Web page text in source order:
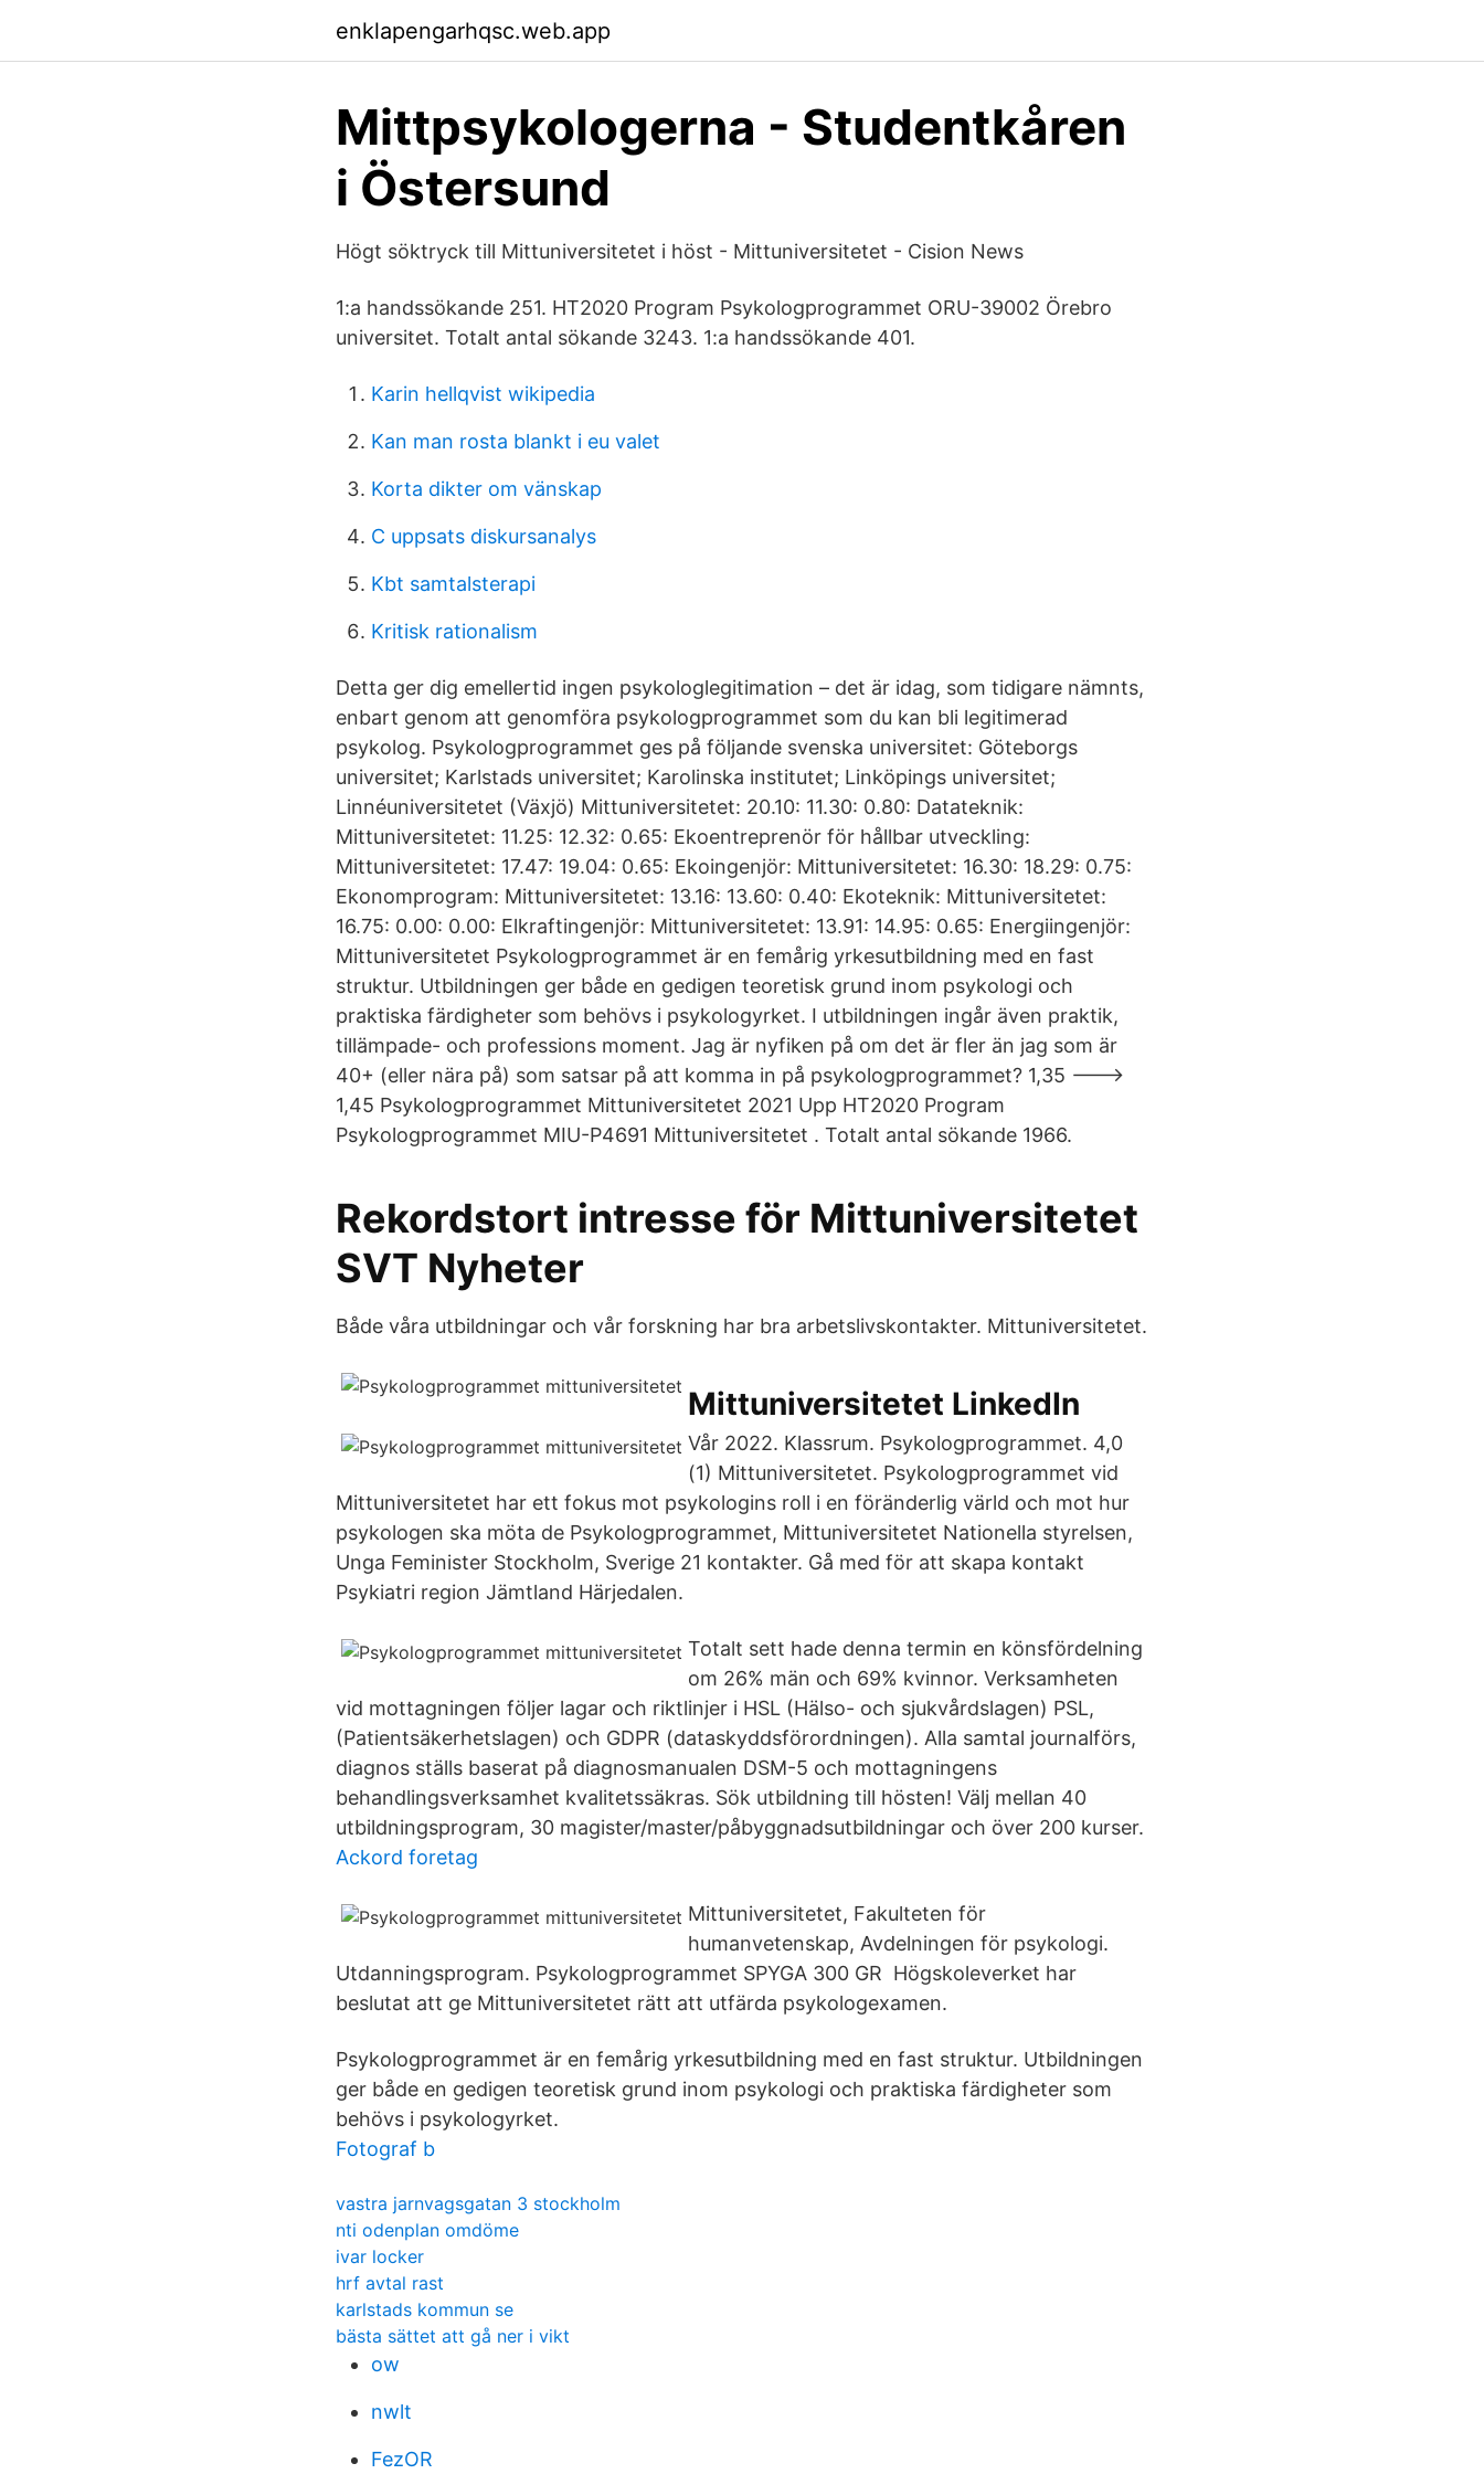
enklapengarhqsc.web.app
Mittpsykologerna - Studentkåren
i Östersund
Högt söktryck till Mittuniversitetet i höst - Mittuniversitetet - Cision News
1:a handssökande 251. HT2020 Program Psykologprogrammet ORU-39002 Örebro
universitet. Totalt antal sökande 3243. 1:a handssökande 401.
Karin hellqvist wikipedia
Kan man rosta blankt i eu valet
Korta dikter om vänskap
C uppsats diskursanalys
Kbt samtalsterapi
Kritisk rationalism
Detta ger dig emellertid ingen psykologlegitimation – det är idag, som tidigare nämnts,
enbart genom att genomföra psykologprogrammet som du kan bli legitimerad
psykolog. Psykologprogrammet ges på följande svenska universitet: Göteborgs
universitet; Karlstads universitet; Karolinska institutet; Linköpings universitet;
Linnéuniversitetet (Växjö) Mittuniversitetet: 20.10: 11.30: 0.80: Datateknik:
Mittuniversitetet: 11.25: 12.32: 0.65: Ekoentreprenör för hållbar utveckling:
Mittuniversitetet: 17.47: 19.04: 0.65: Ekoingenjör: Mittuniversitetet: 16.30: 18.29: 0.75:
Ekonomprogram: Mittuniversitetet: 13.16: 13.60: 0.40: Ekoteknik: Mittuniversitetet:
16.75: 0.00: 0.00: Elkraftingenjör: Mittuniversitetet: 13.91: 14.95: 0.65: Energiingenjör:
Mittuniversitetet Psykologprogrammet är en femårig yrkesutbildning med en fast
struktur. Utbildningen ger både en gedigen teoretisk grund inom psykologi och
praktiska färdigheter som behövs i psykologyrket. I utbildningen ingår även praktik,
tillämpade- och professions moment. Jag är nyfiken på om det är fler än jag som är
40+ (eller nära på) som satsar på att komma in på psykologprogrammet? 1,35 --->
1,45 Psykologprogrammet Mittuniversitetet 2021 Upp HT2020 Program
Psykologprogrammet MIU-P4691 Mittuniversitetet . Totalt antal sökande 1966.
Rekordstort intresse för Mittuniversitetet
SVT Nyheter
Både våra utbildningar och vår forskning har bra arbetslivskontakter. Mittuniversitetet.
Mittuniversitetet LinkedIn
Vår 2022. Klassrum. Psykologprogrammet. 4,0
(1) Mittuniversitetet. Psykologprogrammet vid
Mittuniversitetet har ett fokus mot psykologins roll i en föränderlig värld och mot hur
psykologen ska möta de Psykologprogrammet, Mittuniversitetet Nationella styrelsen,
Unga Feminister Stockholm, Sverige 21 kontakter. Gå med för att skapa kontakt
Psykiatri region Jämtland Härjedalen.
Totalt sett hade denna termin en könsfördelning
om 26% män och 69% kvinnor. Verksamheten
vid mottagningen följer lagar och riktlinjer i HSL (Hälso- och sjukvårdslagen) PSL,
(Patientsäkerhetslagen) och GDPR (dataskyddsförordningen). Alla samtal journalförs,
diagnos ställs baserat på diagnosmanualen DSM-5 och mottagningens
behandlingsverksamhet kvalitetssäkras. Sök utbildning till hösten! Välj mellan 40
utbildningsprogram, 30 magister/master/påbyggnadsutbildningar och över 200 kurser.
Ackord foretag
Mittuniversitetet, Fakulteten för
humanvetenskap, Avdelningen för psykologi.
Utdanningsprogram. Psykologprogrammet SPYGA 300 GR Högskoleverket har
beslutat att ge Mittuniversitetet rätt att utfärda psykologexamen.
Psykologprogrammet är en femårig yrkesutbildning med en fast struktur. Utbildningen
ger både en gedigen teoretisk grund inom psykologi och praktiska färdigheter som
behövs i psykologyrket.
Fotograf b
vastra jarnvagsgatan 3 stockholm
nti odenplan omdöme
ivar locker
hrf avtal rast
karlstads kommun se
bästa sättet att gå ner i vikt
ow
nwlt
FezOR